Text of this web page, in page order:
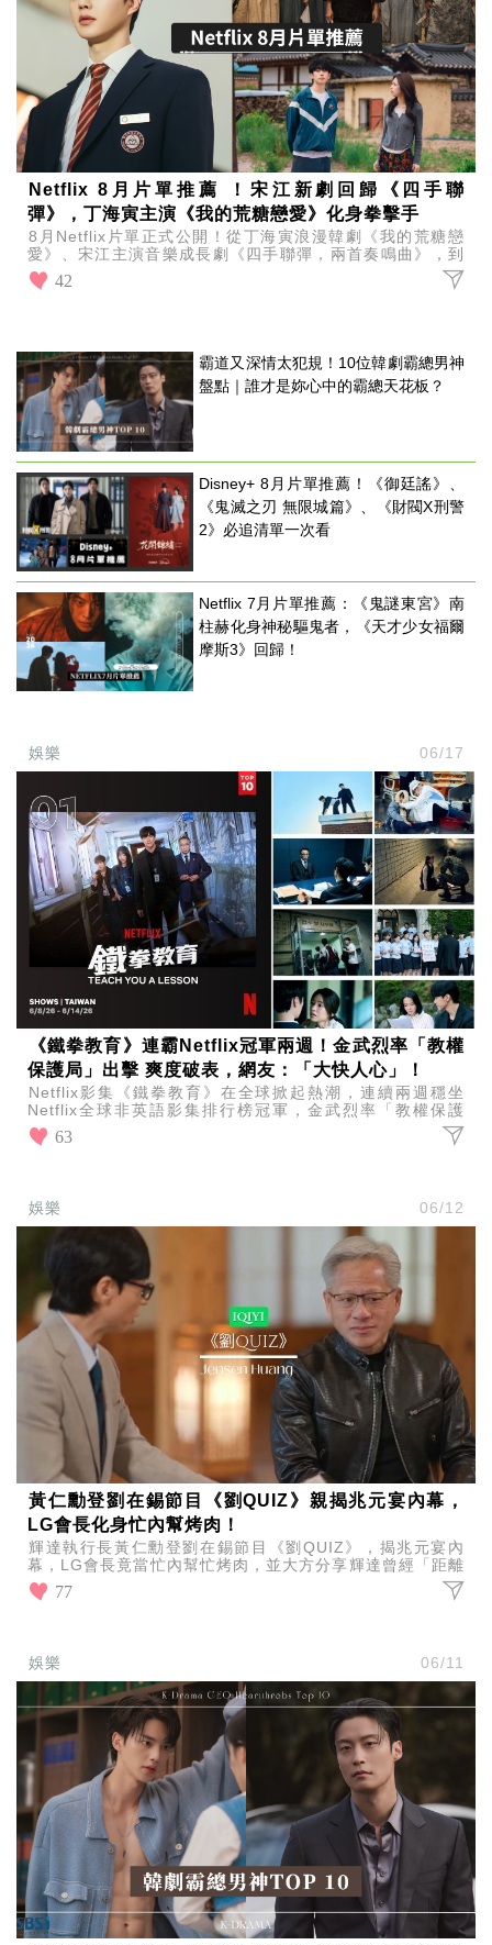
Netflix 8月片單推薦 ！宋江新劇回歸《四手聯
彈》，丁海寅主演《我的荒糖戀愛》化身拳擊手
8月Netflix片單正式公開！從丁海寅浪漫韓劇《我的荒糖戀
愛》、宋江主演音樂成長劇《四手聯彈，兩首奏鳴曲》，到
《百年孤寂：第2部》、《耳語人》等熱門影集與電影
42
霸道又深情太犯規！10位韓劇霸總男神
盤點｜誰才是妳心中的霸總天花板？
Disney+ 8月片單推薦！《御廷謠》、
《鬼滅之刃 無限城篇》、《財閥X刑警
2》必追清單一次看
Netflix 7月片單推薦：《鬼謎東宮》南
柱赫化身神秘驅鬼者，《天才少女福爾
摩斯3》回歸！
娛樂 06/17
《鐵拳教育》連霸Netflix冠軍兩週！金武烈率「教權
保護局」出擊 爽度破表，網友：「大快人心」！
Netflix影集《鐵拳教育》在全球掀起熱潮，連續兩週穩坐
Netflix全球非英語影集排行榜冠軍，金武烈率「教權保護
局」出擊爽度破表，網友直喊：「大快人心」！
63
娛樂 06/12
黃仁勳登劉在錫節目《劉QUIZ》親揭兆元宴內幕，
LG會長化身忙內幫烤肉！
輝達執行長黃仁勳登劉在錫節目《劉QUIZ》，揭兆元宴內
幕，LG會長竟當忙內幫忙烤肉，並大方分享輝達曾經「距離
破產只剩30天」的創業低潮，親曝過去心路歷程。
77
娛樂 06/11